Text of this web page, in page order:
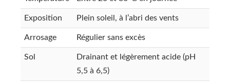
Exposition Plein soleil, à l’abri des vents
Arrosage Régulier sans excès
Sol
Drainant et légèrement acide (pH
5,5 à 6,5)